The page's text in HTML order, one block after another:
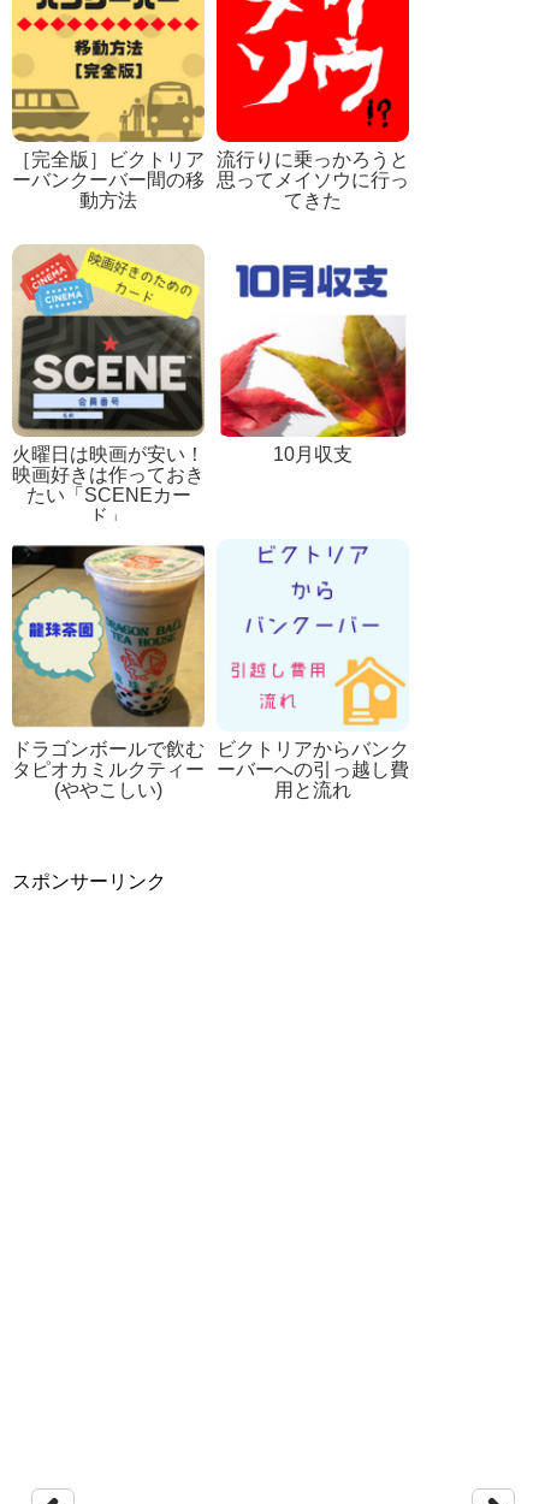
［完全版］ビクトリア
ーバンクーバー間の移
動方法
流行りに乗っかろうと
思ってメイソウに行っ
てきた
火曜日は映画が安い！
映画好きは作っておき
たい「SCENEカー
ド」
10月収支
ドラゴンボールで飲む
タピオカミルクティー
(ややこしい)
ビクトリアからバンク
ーバーへの引っ越し費
用と流れ
スポンサーリンク